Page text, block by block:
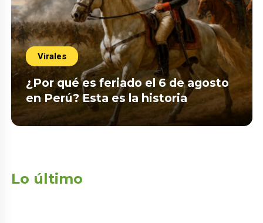
Virales
¿Por qué es feriado el 6 de agosto
en Perú? Esta es la historia
Lo último